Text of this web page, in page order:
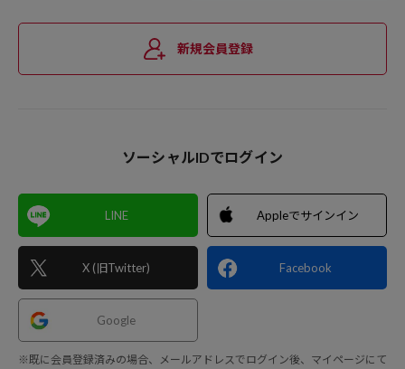
新規会員登録
ソーシャルIDでログイン
LINE
X (旧Twitter)
Appleでサインイン
Facebook
Google
※既に会員登録済みの場合、メールアドレスでログイン後、マイページにて